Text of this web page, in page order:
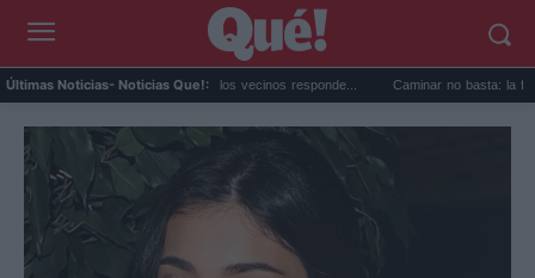
Últimas Noticias- Noticias Que!:
alucina con Xàbia y los vecinos responde... Caminar no basta: la fuerza